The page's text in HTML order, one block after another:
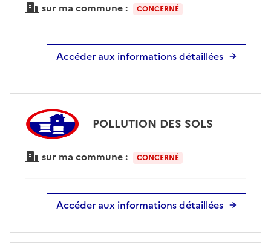
sur ma commune : CONCERNÉ
Accéder aux informations détaillées
POLLUTION DES SOLS
sur ma commune : CONCERNÉ
Accéder aux informations détaillées